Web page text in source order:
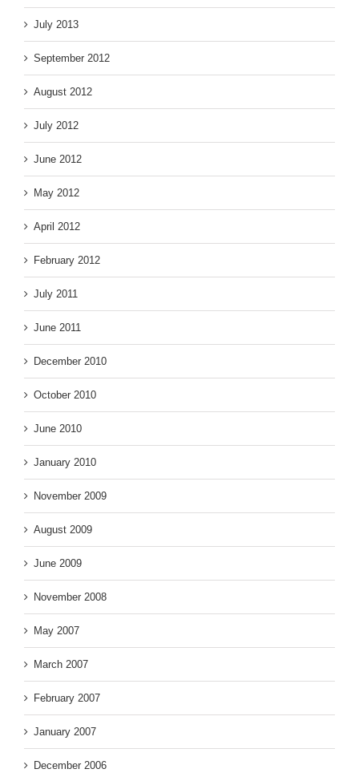
July 2013
September 2012
August 2012
July 2012
June 2012
May 2012
April 2012
February 2012
July 2011
June 2011
December 2010
October 2010
June 2010
January 2010
November 2009
August 2009
June 2009
November 2008
May 2007
March 2007
February 2007
January 2007
December 2006